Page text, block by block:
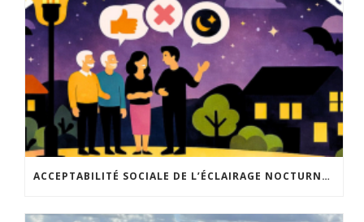
ACCEPTABILITÉ SOCIALE DE L’ÉCLAIRAGE NOCTURNE : LE REPLAY EST DISPONIBLE